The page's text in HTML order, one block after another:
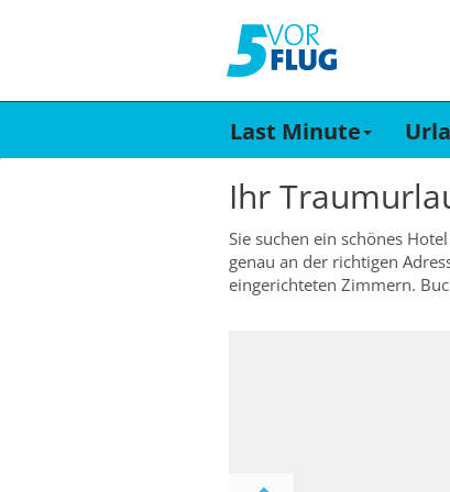
Last Minute
Ihr
Sie suchen ein schönes
genau an der richtigen
eingerichteten Zimmern.